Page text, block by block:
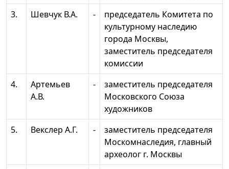
3.
Шевчук В.А. -
председатель Комитета по
культурному наследию
города Москвы,
заместитель председателя
комиссии
4.
Артемьев
А.В.
-
заместитель председателя
Московского Союза
художников
5.
Векслер А.Г. -
заместитель председателя
Москомнаследия, главный
археолог г. Москвы